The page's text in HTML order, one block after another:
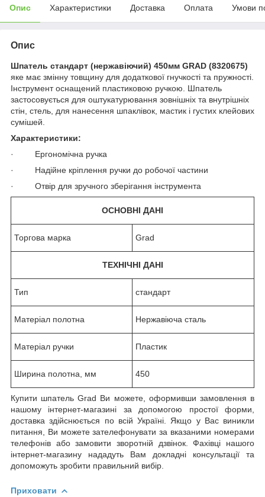
Опис Характеристики Доставка Оплата Умови
Опис
Шпатель стандарт (нержавіючий) 450мм GRAD (8320675)
яке має змінну товщину для додаткової гнучкості та пружності.
Інструмент оснащений пластиковою ручкою. Шпатель
застосовується для оштукатурювання зовнішніх та внутрішніх
стін, стель, для нанесення шпаклівок, мастик і густих клейових
сумішей.
Характеристики:
· Ергономічна ручка
· Надійне кріплення ручки до робочої частини
· Отвір для зручного зберігання інструмента
ОСНОВНІ ДАНІ
Торгова марка Grad
ТЕХНІЧНІ ДАНІ
Тип стандарт
Матеріал полотна Нержавіюча сталь
Матеріал ручки Пластик
Ширина полотна, мм 450
Купити шпатель Grad Ви можете, оформивши замовлення в
нашому інтернет-магазині за допомогою простої форми,
доставка здійснюється по всій Україні. Якщо у Вас виникли
питання, Ви можете зателефонувати за вказаними номерами
телефонів або замовити зворотній дзвінок. Фахівці нашого
інтернет-магазину нададуть Вам докладні консультації та
допоможуть зробити правильний вибір.
Приховати